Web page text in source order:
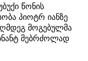
წონის
პიოტრ იანზე
მოგებულმა
მებრძოლად